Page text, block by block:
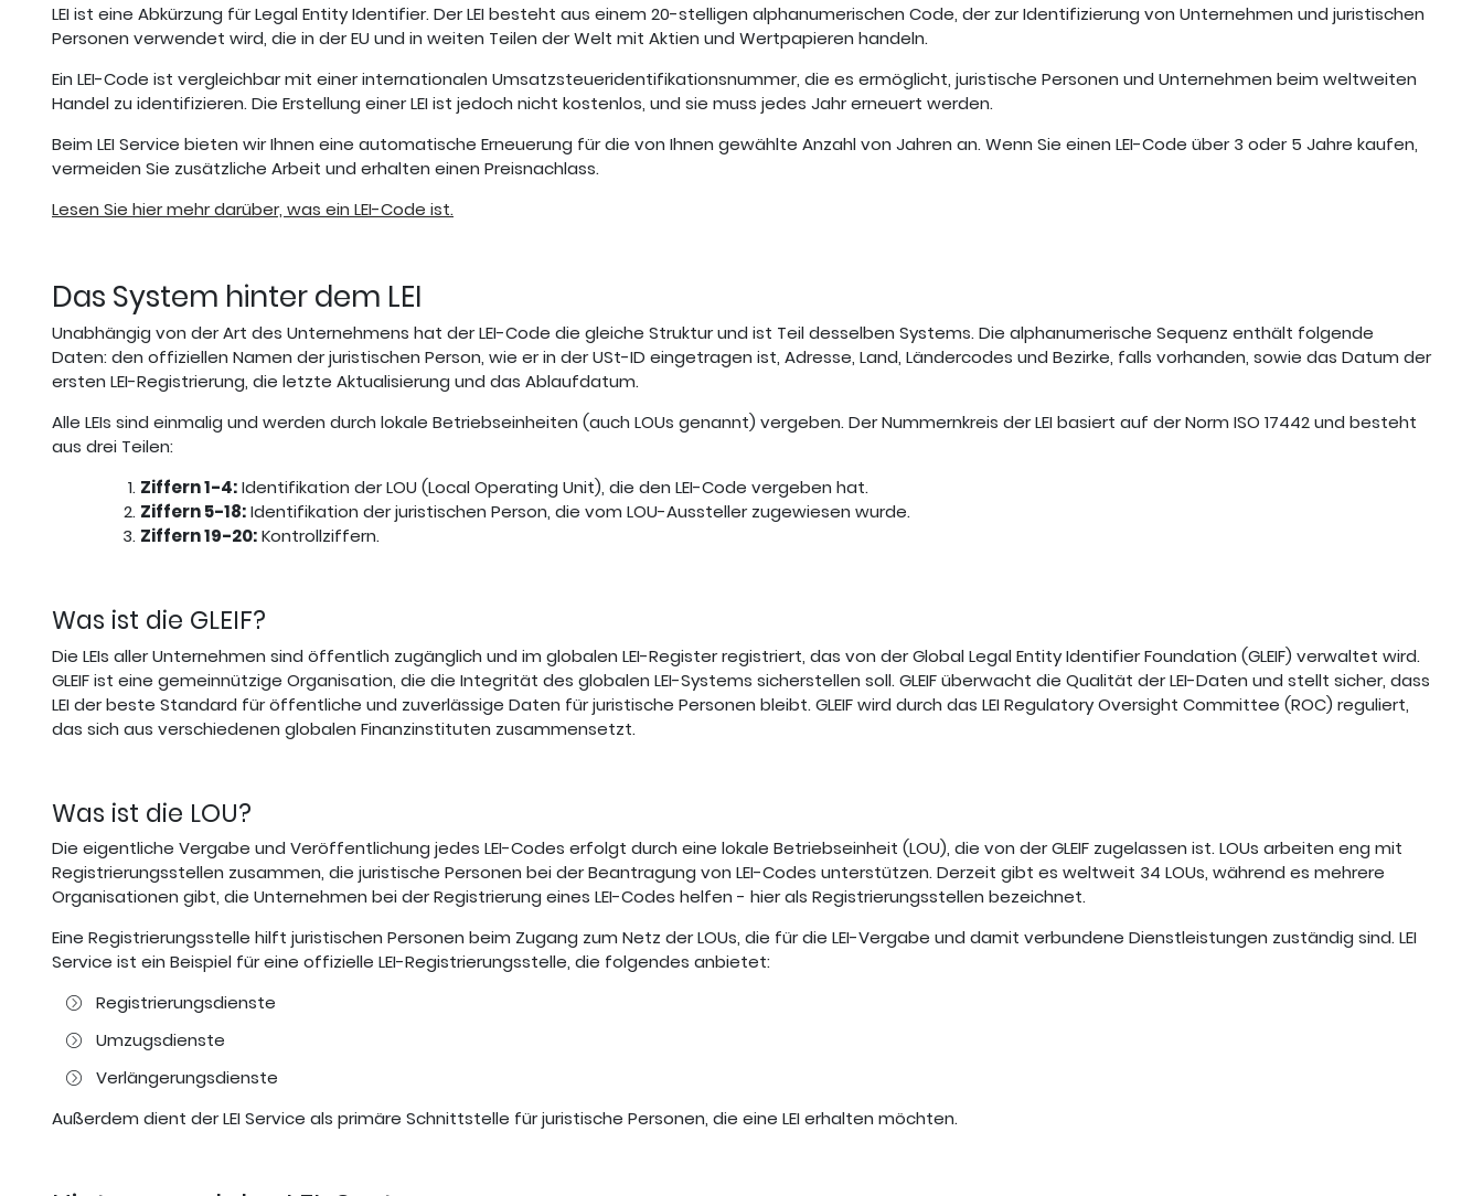
LEI ist eine Abkürzung für Legal Entity Identifier. Der LEI besteht aus einem 20-stelligen alphanumerischen Code, der zur Identifizierung von Unternehmen und juristischen
Personen verwendet wird, die in der EU und in weiten Teilen der Welt mit Aktien und Wertpapieren handeln.
Ein LEI-Code ist vergleichbar mit einer internationalen Umsatzsteueridentifikationsnummer, die es ermöglicht, juristische Personen und Unternehmen beim weltweiten
Handel zu identifizieren. Die Erstellung einer LEI ist jedoch nicht kostenlos, und sie muss jedes Jahr erneuert werden.
Beim LEI Service bieten wir Ihnen eine automatische Erneuerung für die von Ihnen gewählte Anzahl von Jahren an. Wenn Sie einen LEI-Code über 3 oder 5 Jahre kaufen,
vermeiden Sie zusätzliche Arbeit und erhalten einen Preisnachlass.
Lesen Sie hier mehr darüber, was ein LEI-Code ist.
Das System hinter dem LEI
Unabhängig von der Art des Unternehmens hat der LEI-Code die gleiche Struktur und ist Teil desselben Systems. Die alphanumerische Sequenz enthält folgende
Daten: den offiziellen Namen der juristischen Person, wie er in der USt-ID eingetragen ist, Adresse, Land, Ländercodes und Bezirke, falls vorhanden, sowie das Datum der
ersten LEI-Registrierung, die letzte Aktualisierung und das Ablaufdatum.
Alle LEIs sind einmalig und werden durch lokale Betriebseinheiten (auch LOUs genannt) vergeben. Der Nummernkreis der LEI basiert auf der Norm ISO 17442 und besteht
aus drei Teilen:
Ziffern 1-4:Identifikation der LOU (Local Operating Unit), die den LEI-Code vergeben hat.
Ziffern 5-18:Identifikation der juristischen Person, die vom LOU-Aussteller zugewiesen wurde.
Ziffern 19-20:Kontrollziffern.
Was ist die GLEIF?
Die LEIs aller Unternehmen sind öffentlich zugänglich und im globalen LEI-Register registriert, das von der Global Legal Entity Identifier Foundation (GLEIF) verwaltet wird.
GLEIF ist eine gemeinnützige Organisation, die die Integrität des globalen LEI-Systems sicherstellen soll. GLEIF überwacht die Qualität der LEI-Daten und stellt sicher, dass
LEI der beste Standard für öffentliche und zuverlässige Daten für juristische Personen bleibt. GLEIF wird durch das LEI Regulatory Oversight Committee (ROC) reguliert,
das sich aus verschiedenen globalen Finanzinstituten zusammensetzt.
Was ist die LOU?
Die eigentliche Vergabe und Veröffentlichung jedes LEI-Codes erfolgt durch eine lokale Betriebseinheit (LOU), die von der GLEIF zugelassen ist. LOUs arbeiten eng mit
Registrierungsstellen zusammen, die juristische Personen bei der Beantragung von LEI-Codes unterstützen. Derzeit gibt es weltweit 34 LOUs, während es mehrere
Organisationen gibt, die Unternehmen bei der Registrierung eines LEI-Codes helfen - hier als Registrierungsstellen bezeichnet.
Eine Registrierungsstelle hilft juristischen Personen beim Zugang zum Netz der LOUs, die für die LEI-Vergabe und damit verbundene Dienstleistungen zuständig sind. LEI
Service ist ein Beispiel für eine offizielle LEI-Registrierungsstelle, die folgendes anbietet:
Registrierungsdienste
Umzugsdienste
Verlängerungsdienste
Außerdem dient der LEI Service als primäre Schnittstelle für juristische Personen, die eine LEI erhalten möchten.